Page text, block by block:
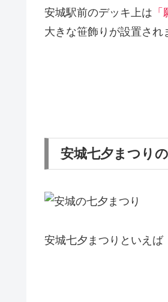
安城駅前のデッキ上は
大きな笹飾りが設置され
安城七夕まつり
安城七夕まつりといえば